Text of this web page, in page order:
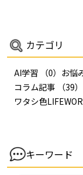
カテゴリ
AI学習 （0） お悩
コラム記事
（39）
ワタシ色
キーワード